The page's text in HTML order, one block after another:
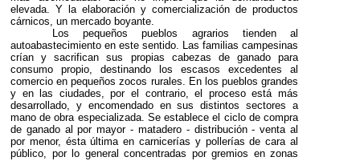
elevada. Y la elaboración y comercialización de productos
cárnicos, un mercado boyante.
Los pequeños pueblos agrarios tienden al
autoabastecimiento en este sentido. Las familias campesinas
crían y sacrifican sus propias cabezas de ganado para
consumo propio, destinando los escasos excedentes al
comercio en pequeños zocos rurales. En los pueblos grandes
y en las ciudades, por el contrario, el proceso está más
desarrollado, y encomendado en sus distintos sectores a
mano de obra especializada. Se establece el ciclo de compra
de ganado al por mayor - matadero - distribución - venta al
por menor, ésta última en carnicerías y pollerías de cara al
público, por lo general concentradas por gremios en zonas